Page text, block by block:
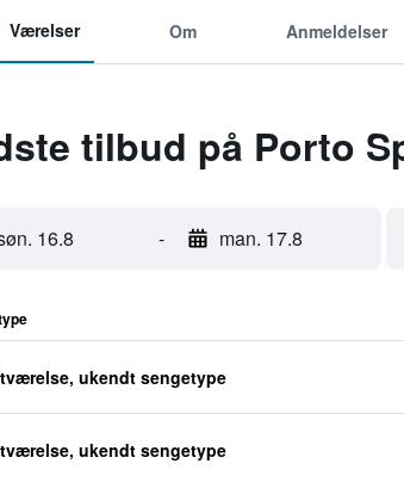
Værelser Om Anmeldelser
tilbud på Porto
16.8 - man. 17.8
ukendt sengetype
ukendt sengetype